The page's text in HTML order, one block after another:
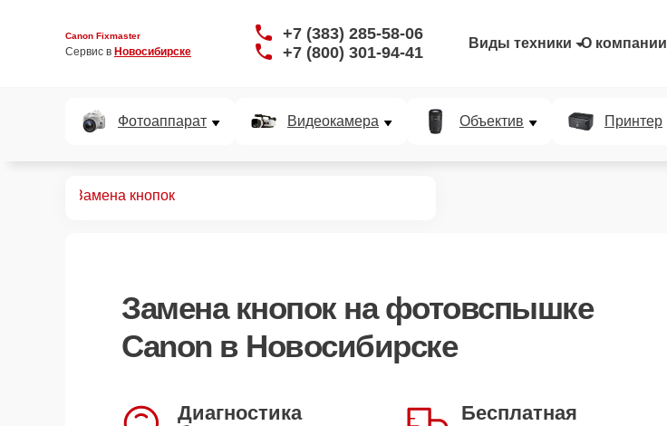
Canon Fixmaster
Сервис в Новосибирске
+7 (383) 285-58-06
+7 (800) 301-94-41
Виды техники О компании
Фотоаппарат Видеокамера Объектив Принтер
Замена кнопок
Замена кнопокна фотовспышке
Canon в Новосибирске
Диагностика
Бесплатная